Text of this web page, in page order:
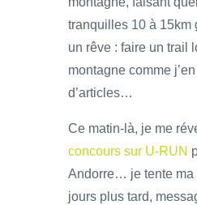
tranquilles 10 à 15km
un rêve : faire un trail
montagne comme
d’articles…
Ce matin-là, je me
concours sur U-RUN
Andorre… je tente ma
jours plus tard,